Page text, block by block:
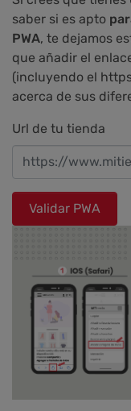
saber si es apto
PWA, te dejamos
que añadir el
(incluyendo el
acerca de sus
Url de tu tienda
Validar PWA